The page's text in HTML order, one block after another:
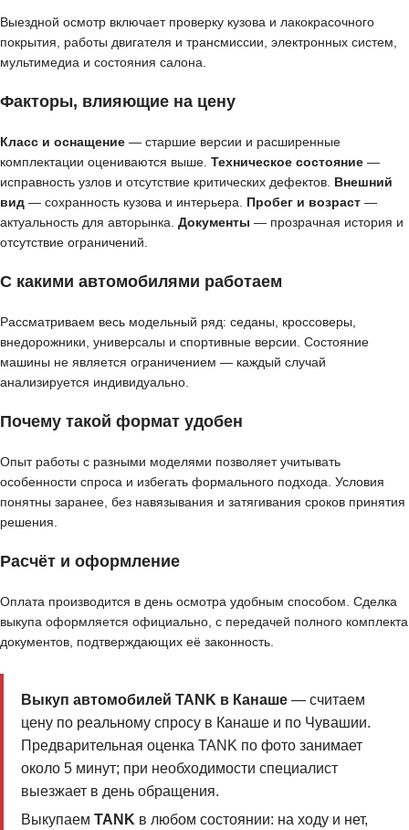
Выездной осмотр включает проверку кузова и лакокрасочного
покрытия, работы двигателя и трансмиссии, электронных систем,
мультимедиа и состояния салона.
Факторы, влияющие на цену
Класс и оснащение — старшие версии и расширенные
комплектации оцениваются выше. Техническое состояние —
исправность узлов и отсутствие критических дефектов. Внешний
вид — сохранность кузова и интерьера. Пробег и возраст —
актуальность для авторынка. Документы — прозрачная история и
отсутствие ограничений.
С какими автомобилями работаем
Рассматриваем весь модельный ряд: седаны, кроссоверы,
внедорожники, универсалы и спортивные версии. Состояние
машины не является ограничением — каждый случай
анализируется индивидуально.
Почему такой формат удобен
Опыт работы с разными моделями позволяет учитывать
особенности спроса и избегать формального подхода. Условия
понятны заранее, без навязывания и затягивания сроков принятия
решения.
Расчёт и оформление
Оплата производится в день осмотра удобным способом. Сделка
выкупа оформляется официально, с передачей полного комплекта
документов, подтверждающих её законность.
Выкуп автомобилей TANK в Канаше— считаем
цену по реальному спросу в Канаше и по Чувашии.
Предварительная оценка TANK по фото занимает
около 5 минут; при необходимости специалист
выезжает в день обращения.
Выкупаем TANK в любом состоянии: на ходу и нет,